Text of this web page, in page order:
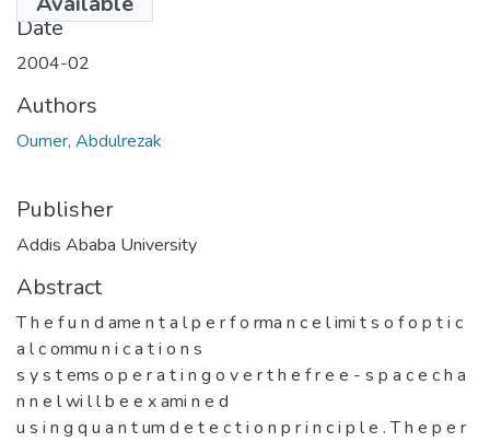
Date
2004-02
Authors
Oumer, Abdulrezak
Publisher
Addis Ababa University
Abstract
T h e f u n d ame n t a l p e r f o rma n c e l imi t s o f o p t i c
a l c ommu n i c a t i o n s
s y s t ems o p e r a t i n g o v e r t h e f r e e - s p a c e c h a
n n e l wi l l b e e x ami n e d
u s i n g q u a n t um d e t e c t i o n p r i n c i p l e . T h e p e r